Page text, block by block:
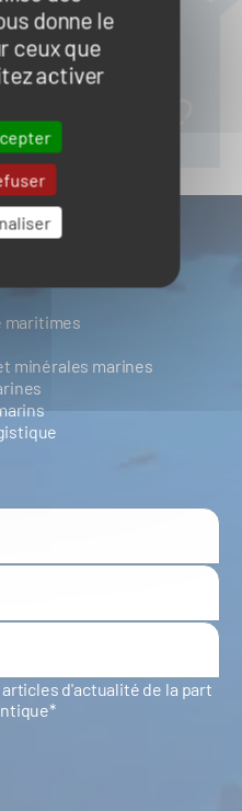
donne le
ceux que
activer
DU JEUDI 9
maritimes
minérales marines
d'actualité de la part